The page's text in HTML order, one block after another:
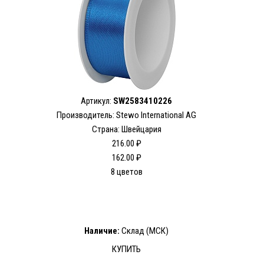
Артикул: SW2583410226
Производитель: Stewo International AG
Страна: Швейцария
216.00 ₽
162.00 ₽
8 цветов
Наличие: Склад (МСК)
КУПИТЬ